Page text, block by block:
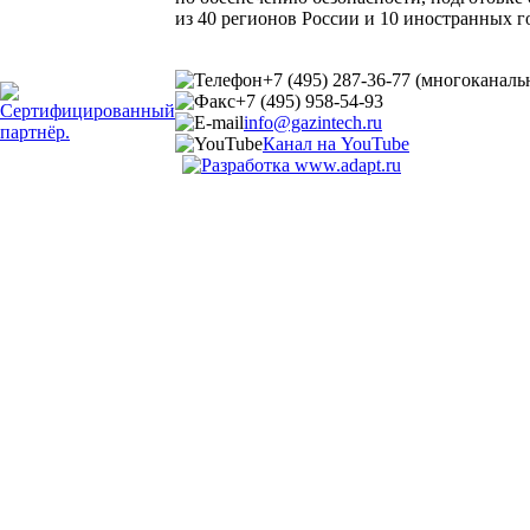
из 40 регионов России и 10 иностранных
+7 (495) 287-36-77
+7 (495) 958-54-93
info@gazintech.ru
Канал на YouTube